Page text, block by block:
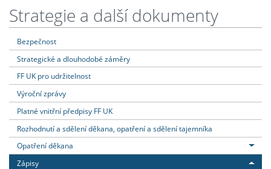
Strategie a další dokumenty
Bezpečnost
Strategické a dlouhodobé záměry
FF UK pro udržitelnost
Výroční zprávy
Platné vnitřní předpisy FF UK
Rozhodnutí a sdělení děkana, opatření a sdělení tajemníka
Opatření děkana
Zápisy